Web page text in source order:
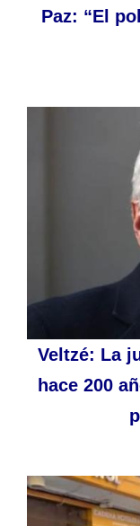
Paz: “El
Veltzé: La
hace 200